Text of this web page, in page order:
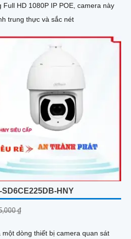
HD 1080P IP POE, camera này
trung thực và sắc nét
HNY
₫
một dòng thiết bị camera quan sát